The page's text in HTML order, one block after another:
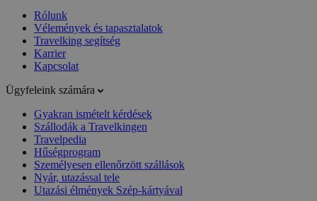
Rólunk
Vélemények és tapasztalatok
Travelking segítség
Karrier
Kapcsolat
Ügyfeleink számára
Gyakran ismételt kérdések
Szállodák a Travelkingen
Travelpedia
Hűségprogram
Személyesen ellenőrzött szállások
Nyár, utazással tele
Utazási élmények Szép-kártyával